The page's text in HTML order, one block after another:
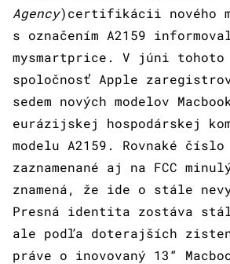
Agency)certifikácii nového
s označením A2159
mysmartprice. V júni
spoločnosť Apple
sedem nových modelov
eurázijskej hospodárskej
modelu A2159. Rovnaké
zaznamenané aj na FCC
znamená, že ide o stále
Presná identita zostáva
ale podľa doterajších
práve o inovovaný 13“